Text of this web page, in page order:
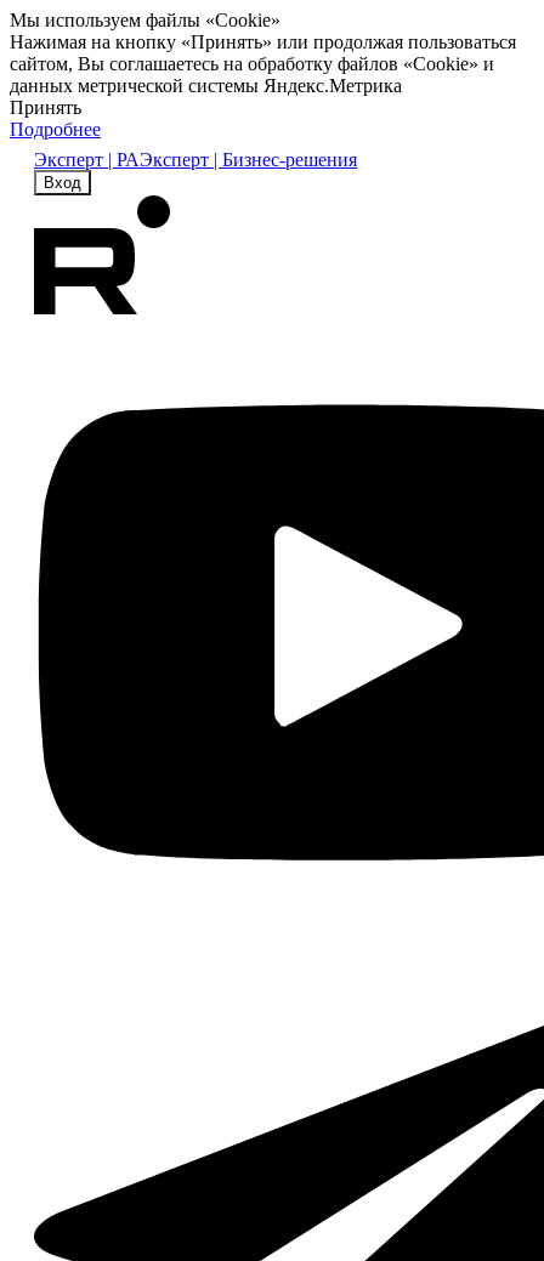
Мы используем файлы «Cookie»
Нажимая на кнопку «Принять» или продолжая пользоваться
сайтом, Вы соглашаетесь на обработку файлов «Cookie» и
данных метрической системы Яндекс.Метрика
Принять
Подробнее
Эксперт | РАЭксперт | Бизнес-решения
Вход